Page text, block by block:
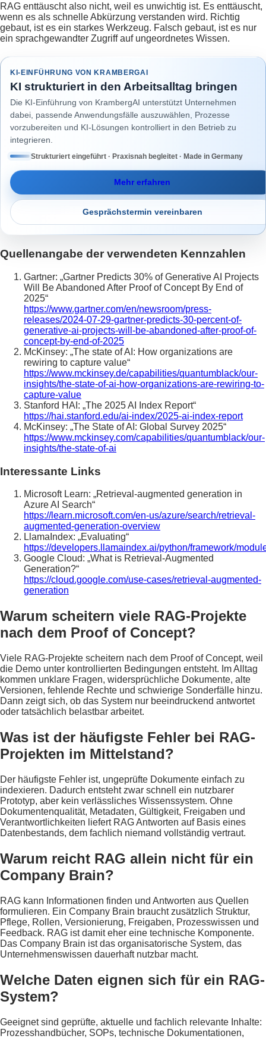
RAG enttäuscht also nicht, weil es unwichtig ist. Es enttäuscht,
wenn es als schnelle Abkürzung verstanden wird. Richtig
gebaut, ist es ein starkes Werkzeug. Falsch gebaut, ist es nur
ein sprachgewandter Zugriff auf ungeordnetes Wissen.
KI-EINFÜHRUNG VON KRAMBERGAI
KI strukturiert in den Arbeitsalltag bringen
Die KI-Einführung von KrambergAI unterstützt Unternehmen
dabei, passende Anwendungsfälle auszuwählen, Prozesse
vorzubereiten und KI-Lösungen kontrolliert in den Betrieb zu
integrieren.
Strukturiert eingeführt · Praxisnah begleitet · Made in Germany
Mehr erfahren
Gesprächstermin vereinbaren
Quellenangabe der verwendeten Kennzahlen
Gartner: „Gartner Predicts 30% of Generative AI Projects
Will Be Abandoned After Proof of Concept By End of
2025“
https://www.gartner.com/en/newsroom/press-
releases/2024-07-29-gartner-predicts-30-percent-of-
generative-ai-projects-will-be-abandoned-after-proof-of-
concept-by-end-of-2025
McKinsey: „The state of AI: How organizations are
rewiring to capture value“
https://www.mckinsey.de/capabilities/quantumblack/our-
insights/the-state-of-ai-how-organizations-are-rewiring-to-
capture-value
Stanford HAI: „The 2025 AI Index Report“
https://hai.stanford.edu/ai-index/2025-ai-index-report
McKinsey: „The State of AI: Global Survey 2025“
https://www.mckinsey.com/capabilities/quantumblack/our-
insights/the-state-of-ai
Interessante Links
Microsoft Learn: „Retrieval-augmented generation in
Azure AI Search“
https://learn.microsoft.com/en-us/azure/search/retrieval-
augmented-generation-overview
LlamaIndex: „Evaluating“
https://developers.llamaindex.ai/python/framework/
Google Cloud: „What is Retrieval-Augmented
Generation?“
https://cloud.google.com/use-cases/retrieval-augmented-
generation
Warum scheitern viele RAG-Projekte
nach dem Proof of Concept?
Viele RAG-Projekte scheitern nach dem Proof of Concept, weil
die Demo unter kontrollierten Bedingungen entsteht. Im Alltag
kommen unklare Fragen, widersprüchliche Dokumente, alte
Versionen, fehlende Rechte und schwierige Sonderfälle hinzu.
Dann zeigt sich, ob das System nur beeindruckend antwortet
oder tatsächlich belastbar arbeitet.
Was ist der häufigste Fehler bei RAG-
Projekten im Mittelstand?
Der häufigste Fehler ist, ungeprüfte Dokumente einfach zu
indexieren. Dadurch entsteht zwar schnell ein nutzbarer
Prototyp, aber kein verlässliches Wissenssystem. Ohne
Dokumentenqualität, Metadaten, Gültigkeit, Freigaben und
Verantwortlichkeiten liefert RAG Antworten auf Basis eines
Datenbestands, dem fachlich niemand vollständig vertraut.
Warum reicht RAG allein nicht für ein
Company Brain?
RAG kann Informationen finden und Antworten aus Quellen
formulieren. Ein Company Brain braucht zusätzlich Struktur,
Pflege, Rollen, Versionierung, Freigaben, Prozesswissen und
Feedback. RAG ist damit eher eine technische Komponente.
Das Company Brain ist das organisatorische System, das
Unternehmenswissen dauerhaft nutzbar macht.
Welche Daten eignen sich für ein RAG-
System?
Geeignet sind geprüfte, aktuelle und fachlich relevante Inhalte:
Prozesshandbücher, SOPs, technische Dokumentationen,